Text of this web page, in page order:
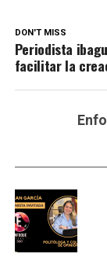
DON'T MISS
Periodista
facilitar la